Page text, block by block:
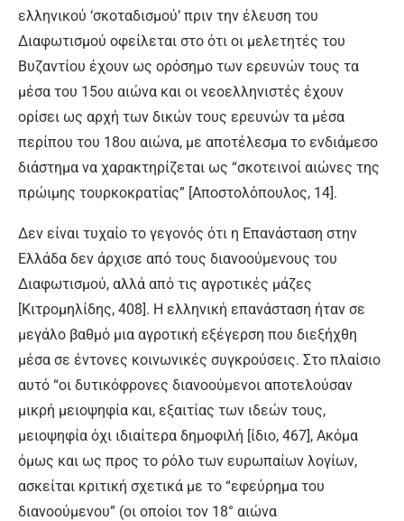
ελληνικού ‘σκοταδισμού’ πριν την έλευση του
Διαφωτισμού οφείλεται στο ότι οι μελετητές του
Βυζαντίου έχουν ως ορόσημο των ερευνών τους τα
μέσα του 15ου αιώνα και οι νεοελληνιστές έχουν
ορίσει ως αρχή των δικών τους ερευνών τα μέσα
περίπου του 18ου αιώνα, με αποτέλεσμα το ενδιάμεσο
διάστημα να χαρακτηρίζεται ως “σκοτεινοί αιώνες της
πρώιμης τουρκοκρατίας” [Αποστολόπουλος, 14].
Δεν είναι τυχαίο το γεγονός ότι η Επανάσταση στην
Ελλάδα δεν άρχισε από τους διανοούμενους του
Διαφωτισμού, αλλά από τις αγροτικές μάζες
[Κιτρομηλίδης, 408]. Η ελληνική επανάσταση ήταν σε
μεγάλο βαθμό μια αγροτική εξέγερση που διεξήχθη
μέσα σε έντονες κοινωνικές συγκρούσεις. Στο πλαίσιο
αυτό “οι δυτικόφρονες διανοούμενοι αποτελούσαν
μικρή μειοψηφία και, εξαιτίας των ιδεών τους,
μειοψηφία όχι ιδιαίτερα δημοφιλή [ίδιο, 467], Ακόμα
όμως και ως προς το ρόλο των ευρωπαίων λογίων,
ασκείται κριτική σχετικά με το “εφεύρημα του
διανοούμενου” (οι οποίοι τον 18° αιώνα